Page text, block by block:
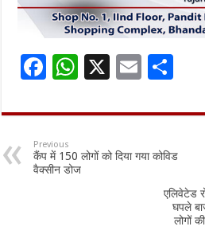
F
e
b
o
W
at
sA
p
X
E
ai ar
Previous
कैंप में 150 लोगों को दिया गया कोविड
वैक्सीन डोज
एलिवेटेड
घपले
लोगों